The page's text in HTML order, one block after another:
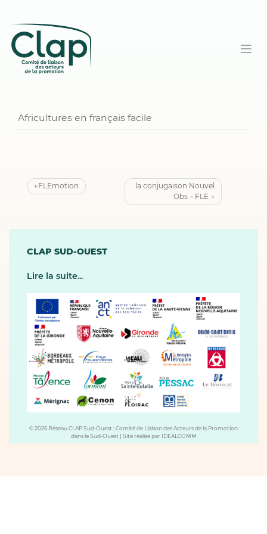
Africultures en français facile
Navigation
FLEmotion
la conjugaison Nouvel
Obs – FLE
CLAP SUD-OUEST
Lire la suite...
© 2026 Réseau CLAP Sud-Ouest : Comité de Liaison des Acteurs de la Promotion
dans le Sud-Ouest
Site réalisé par IDEALCOMM